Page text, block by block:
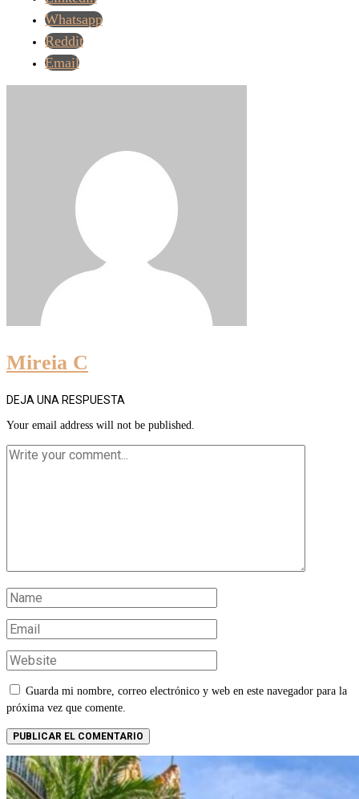
Whatsapp
Reddit
Email
Mireia C
DEJA UNA RESPUESTA
Your email address will not be published.
Guarda mi nombre, correo electrónico y web en este navegador para la
próxima vez que comente.